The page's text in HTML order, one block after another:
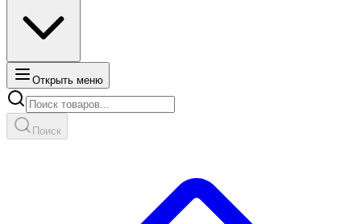
Открыть меню
Поиск